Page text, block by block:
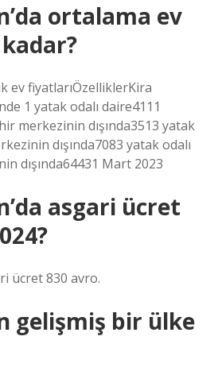
ortalama ev
ev fiyatlarıÖzelliklerKira
1 yatak odalı daire4111
merkezinin dışında3513 yatak
dışında7083 yatak odalı
dışında64431 Mart 2023
asgari ücret
ücret 830 avro.
gelişmiş bir ülke